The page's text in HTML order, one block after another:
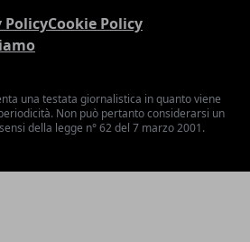
PolicyCookie Policy
una testata giornalistica in quanto viene
Non può pertanto considerarsi un
della legge n° 62 del 7 marzo 2001.